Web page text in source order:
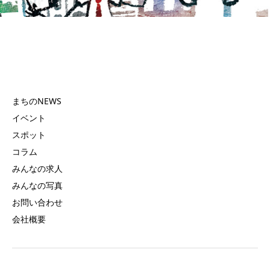
まちのNEWS
イベント
スポット
コラム
みんなの求人
みんなの写真
お問い合わせ
会社概要